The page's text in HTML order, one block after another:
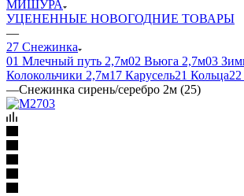
МИШУРА
УЦЕНЕННЫЕ НОВОГОДНИЕ ТОВАРЫ
—
27 Снежинка
01 Млечный путь 2,7м02 Вьюга 2,7м03
Колокольчики 2,7м17 Карусель21 Кольца
—Снежинка сирень/серебро 2м (25)